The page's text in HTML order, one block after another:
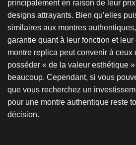
principalement en raison de leur
designs attrayants. Bien qu’elles
similaires aux montres
garantie quant à leur fonction et
montre replica peut convenir à ceux
posséder « de la valeur esthétique
beaucoup. Cependant, si vous
que vous recherchez un
pour une montre authentique reste
décision.